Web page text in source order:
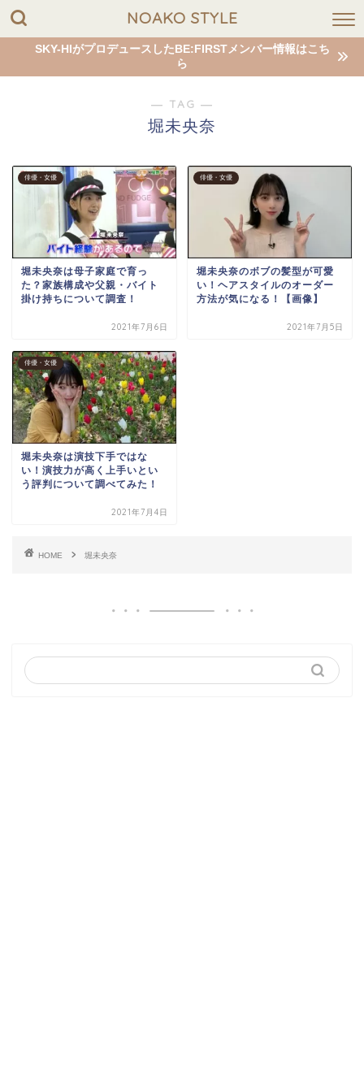
NOAKO STYLE
SKY-HIがプロデュースしたBE:FIRSTメンバー情報はこち
ら
― TAG ―
堀未央奈
俳優・女優
堀未央奈は母子家庭で育っ
た？家族構成や父親・バイト
掛け持ちについて調査！
2021年7月6日
俳優・女優
堀未央奈のボブの髪型が可愛
い！ヘアスタイルのオーダー
方法が気になる！【画像】
2021年7月5日
俳優・女優
堀未央奈は演技下手ではな
い！演技力が高く上手いとい
う評判について調べてみた！
2021年7月4日
HOME 堀未央奈